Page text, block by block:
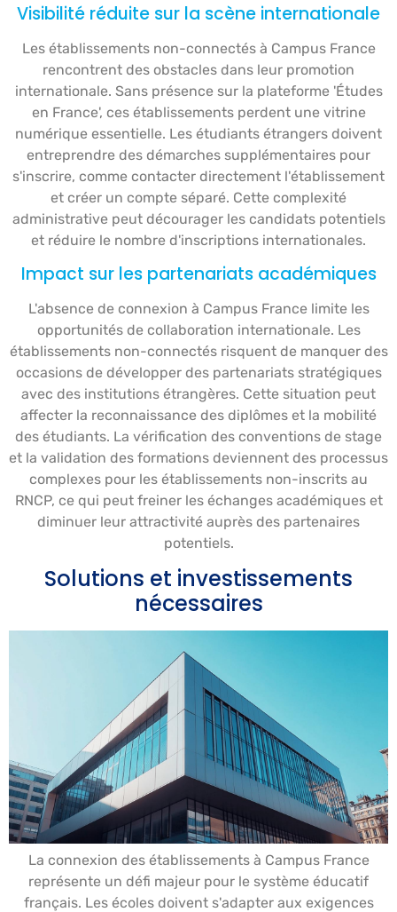
Visibilité réduite sur la scène internationale
Les établissements non-connectés à Campus France
rencontrent des obstacles dans leur promotion
internationale. Sans présence sur la plateforme 'Études
en France', ces établissements perdent une vitrine
numérique essentielle. Les étudiants étrangers doivent
entreprendre des démarches supplémentaires pour
s'inscrire, comme contacter directement l'établissement
et créer un compte séparé. Cette complexité
administrative peut décourager les candidats potentiels
et réduire le nombre d'inscriptions internationales.
Impact sur les partenariats académiques
L'absence de connexion à Campus France limite les
opportunités de collaboration internationale. Les
établissements non-connectés risquent de manquer des
occasions de développer des partenariats stratégiques
avec des institutions étrangères. Cette situation peut
affecter la reconnaissance des diplômes et la mobilité
des étudiants. La vérification des conventions de stage
et la validation des formations deviennent des processus
complexes pour les établissements non-inscrits au
RNCP, ce qui peut freiner les échanges académiques et
diminuer leur attractivité auprès des partenaires
potentiels.
Solutions et investissements
nécessaires
La connexion des établissements à Campus France
représente un défi majeur pour le système éducatif
français. Les écoles doivent s'adapter aux exigences